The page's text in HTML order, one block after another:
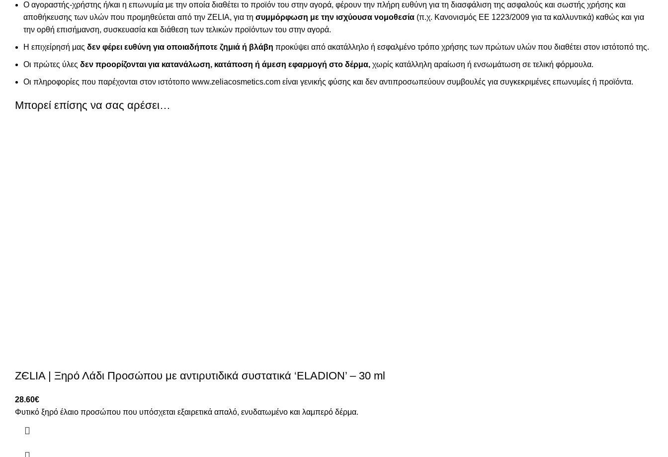
Ο αγοραστής-χρήστης ή/και η επωνυμία με την οποία διαθέτει το προϊόν του στην αγορά, φέρουν την πλήρη ευθύνη για τη διασφάλιση της ασφαλούς και σωστής χρήσης και
αποθήκευσης των υλών που προμηθεύεται από την ZELIA, για τη συμμόρφωση με την ισχύουσα νομοθεσία (π.χ. Κανονισμός ΕΕ 1223/2009 για τα καλλυντικά) καθώς και για
την ορθή επισήμανση, συσκευασία και διάθεση των τελικών προϊόντων του στην αγορά.
Η επιχείρησή μας δεν φέρει ευθύνη για οποιαδήποτε ζημιά ή βλάβη προκύψει από ακατάλληλο ή εσφαλμένο τρόπο χρήσης των πρώτων υλών που διαθέτει στον ιστότοπό της.
Οι πρώτες ύλες δεν προορίζονται για κατανάλωση, κατάποση ή άμεση εφαρμογή στο δέρμα, χωρίς κατάλληλη αραίωση ή ενσωμάτωση σε τελική φόρμουλα.
Οι πληροφορίες που παρέχονται στον ιστότοπο www.zeliacosmetics.com είναι γενικής φύσης και δεν αντιπροσωπεύουν συμβουλές για συγκεκριμένες επωνυμίες ή προϊόντα.
Μπορεί επίσης να σας αρέσει…
ZЄLIA | Ξηρό Λάδι Προσώπου με αντιρυτιδικά συστατικά ‘ELADION’ – 30 ml
28.60€
Φυτικό ξηρό έλαιο προσώπου που υπόσχεται εξαιρετικά απαλό, ενυδατωμένο και λαμπερό δέρμα.